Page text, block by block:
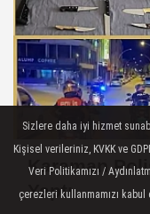
Karaman
Yaptı
Sizlere daha iyi hizmet
Kişisel verileriniz, KVKK ve
Veri Politikamızı /
çerezleri kullanmamızı kabul